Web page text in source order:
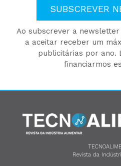
SUBSCREVER
Ao subscrever a
a aceitar receber um
publicitárias por ano.
financiarmos
Revista da